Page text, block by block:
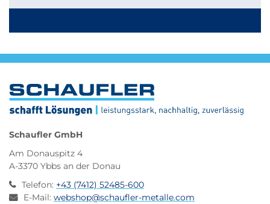
Stabmaterial: maximal 2.000 mm Länge
Berechnung: 2 × Breite + 1 × längste Seite (max. 2.000
Werden diese Maße überschritten, erfolgt der Versand
automatisch per Spedition, wodurch höhere
Schaufler GmbH
Am Donauspitz 4
A-3370 Ybbs an der Donau
Telefon: +43 (7412) 52485-600
E-Mail: webshop@schaufler-metalle.com